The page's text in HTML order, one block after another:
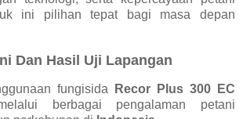
ini pilihan tepat bagi masa depan
Dan Hasil Uji Lapangan
fungisida
Recor Plus 300 EC
berbagai pengalaman petani